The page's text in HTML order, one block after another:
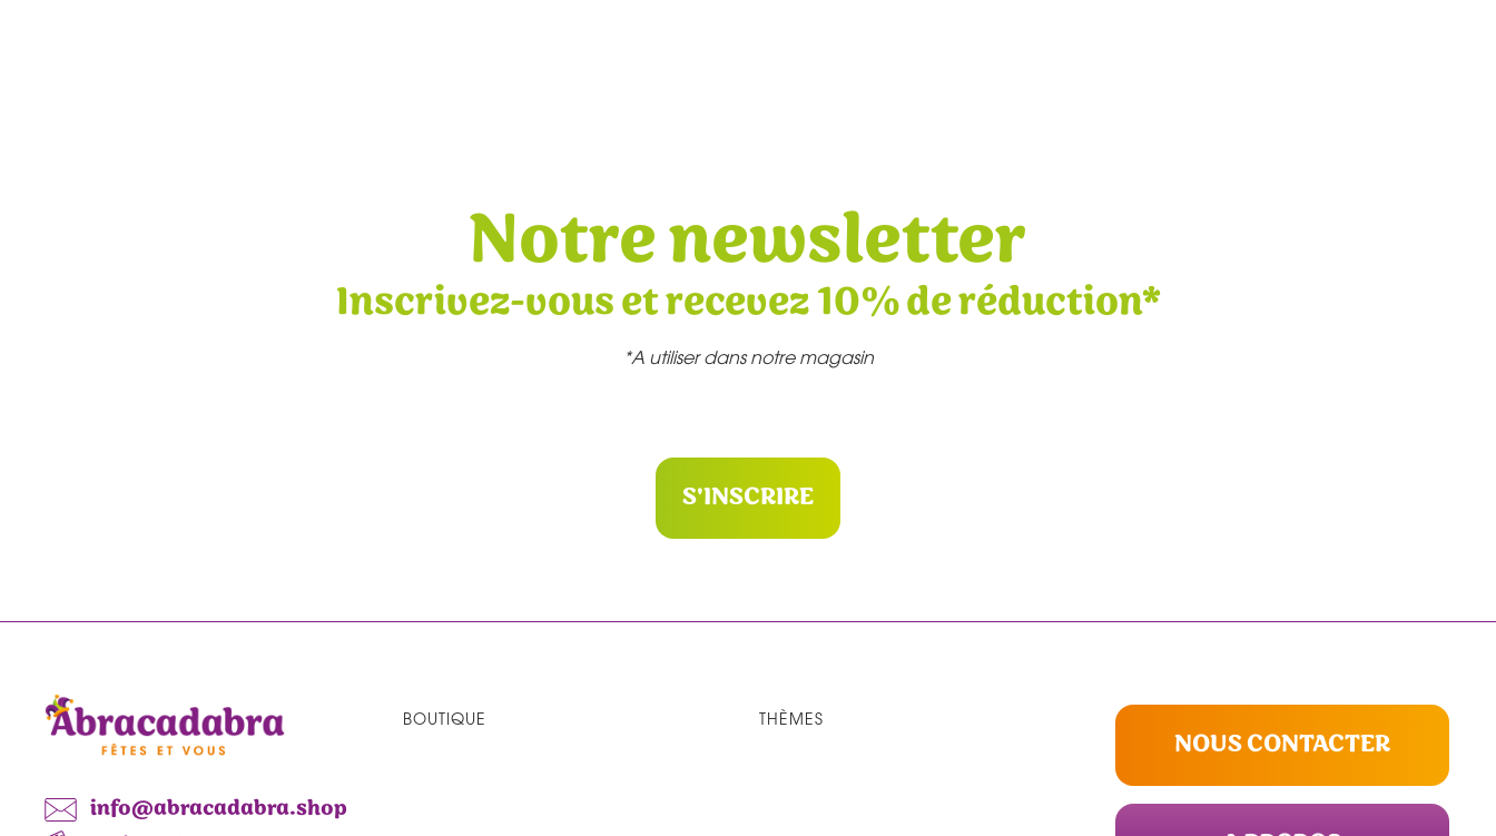
Notre newsletter
Inscrivez-vous et recevez 10% de réduction*
*A utiliser dans notre magasin
S'INSCRIRE
info@abracadabra.shop
BOUTIQUE THÈMES
NOUS CONTACTER